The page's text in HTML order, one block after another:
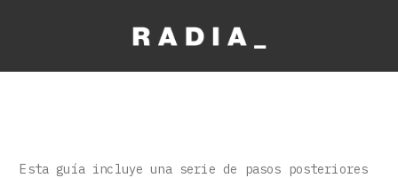
Esta guía incluye una serie de pasos posteriores